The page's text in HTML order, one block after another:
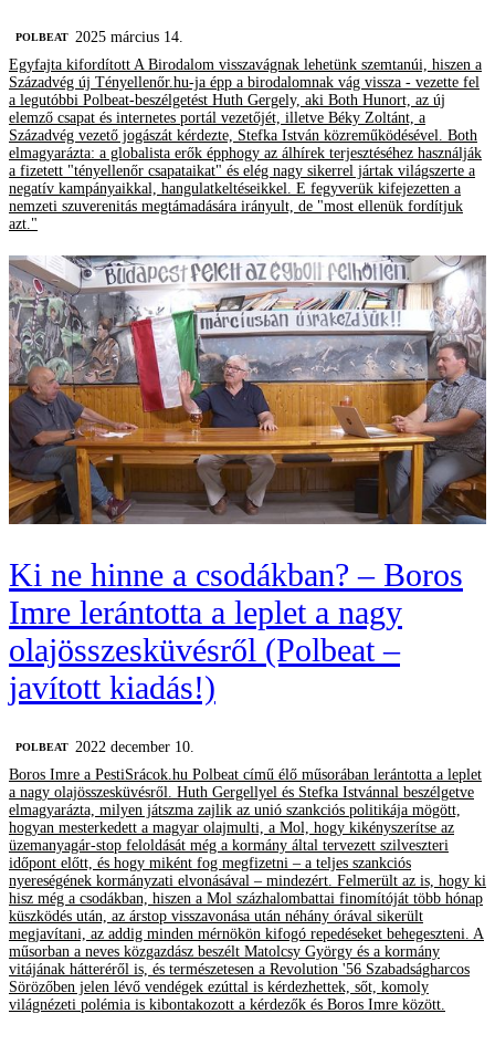
‎POLBEAT
2025 március 14.
Egyfajta kifordított A Birodalom visszavágnak lehetünk szemtanúi, hiszen a
Századvég új Tényellenőr.hu-ja épp a birodalomnak vág vissza - vezette fel
a legutóbbi Polbeat-beszélgetést Huth Gergely, aki Both Hunort, az új
elemző csapat és internetes portál vezetőjét, illetve Béky Zoltánt, a
Századvég vezető jogászát kérdezte, Stefka István közreműködésével. Both
elmagyarázta: a globalista erők épphogy az álhírek terjesztéséhez használják
a fizetett "tényellenőr csapataikat" és elég nagy sikerrel jártak világszerte a
negatív kampányaikkal, hangulatkeltéseikkel. E fegyverük kifejezetten a
nemzeti szuverenitás megtámadására irányult, de "most ellenük fordítjuk
azt."
Ki ne hinne a csodákban? – Boros
Imre lerántotta a leplet a nagy
olajösszesküvésről (Polbeat –
javított kiadás!)
‎POLBEAT
2022 december 10.
Boros Imre a PestiSrácok.hu Polbeat című élő műsorában lerántotta a leplet
a nagy olajösszesküvésről. Huth Gergellyel és Stefka Istvánnal beszélgetve
elmagyarázta, milyen játszma zajlik az unió szankciós politikája mögött,
hogyan mesterkedett a magyar olajmulti, a Mol, hogy kikényszerítse az
üzemanyagár-stop feloldását még a kormány által tervezett szilveszteri
időpont előtt, és hogy miként fog megfizetni – a teljes szankciós
nyereségének kormányzati elvonásával – mindezért. Felmerült az is, hogy ki
hisz még a csodákban, hiszen a Mol százhalombattai finomítóját több hónap
küszködés után, az árstop visszavonása után néhány órával sikerült
megjavítani, az addig minden mérnökön kifogó repedéseket behegeszteni. A
műsorban a neves közgazdász beszélt Matolcsy György és a kormány
vitájának hátteréről is, és természetesen a Revolution '56 Szabadságharcos
Sörözőben jelen lévő vendégek ezúttal is kérdezhettek, sőt, komoly
világnézeti polémia is kibontakozott a kérdezők és Boros Imre között.